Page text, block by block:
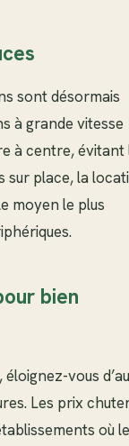
sont désormais
à grande vitesse
à centre, évitant
sur place, la
moyen le plus
bien
vous d’au
Les prix
où